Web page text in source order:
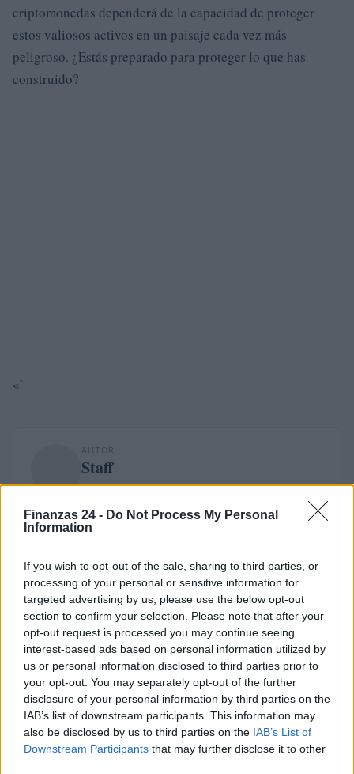
Finanzas 24 - Do Not Process My Personal
Information
If you wish to opt-out of the sale, sharing to third parties, or
processing of your personal or sensitive information for
targeted advertising by us, please use the below opt-out
section to confirm your selection. Please note that after your
opt-out request is processed you may continue seeing
interest-based ads based on personal information utilized by
us or personal information disclosed to third parties prior to
your opt-out. You may separately opt-out of the further
disclosure of your personal information by third parties on the
IAB’s list of downstream participants. This information may
also be disclosed by us to third parties on the IAB’s List of
Downstream Participants that may further disclose it to other
criptomonedas dependerá de la capacidad de proteger
estos valiosos activos en un paisaje cada vez más
peligroso. ¿Estás preparado para proteger lo que has
construido?
«`
AUTOR
Staff